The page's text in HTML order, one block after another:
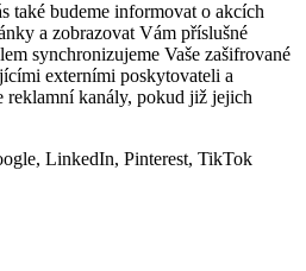
také budeme informovat o akcích
a zobrazovat Vám příslušné
synchronizujeme Vaše zašifrované
externími poskytovateli a
reklamní kanály, pokud již jejich
LinkedIn, Pinterest, TikTok